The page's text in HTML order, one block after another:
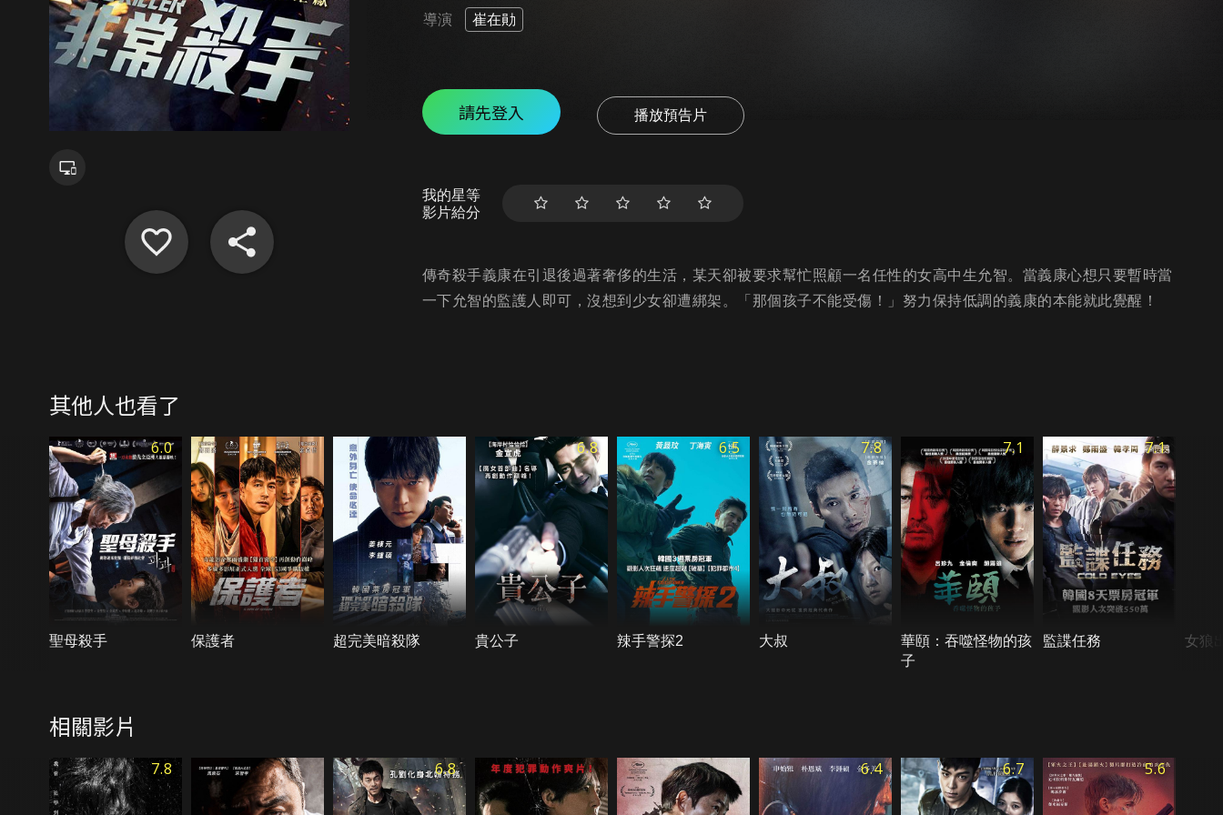
導演 崔在勛
請先登入 播放預告片
我的星等
影片給分
傳奇殺手義康在引退後過著奢侈的生活，某天卻被要求幫忙照顧一名任性的女高中生允智。當義康心想只要暫時當
一下允智的監護人即可，沒想到少女卻遭綁架。「那個孩子不能受傷！」努力保持低調的義康的本能就此覺醒！
其他人也看了
6.0
聖母殺手 保護者 超完美暗殺隊
6.8
貴公子
6.5
辣手警探2
7.8
大叔
7.1
華頤：吞噬怪物的孩
子
7.1
監諜任務 女狼
相關影片
7.8 6.8 6.4 6.7 5.6